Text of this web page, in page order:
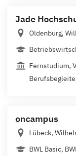
Jade
Oldenburg,
Fernstudium,
oncampus
Lübeck,
BWL Basic,